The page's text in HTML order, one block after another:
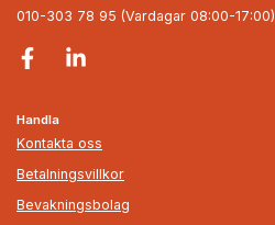
010-303 78 95 (Vardagar 08:00-17:00)
Handla
Kontakta oss
Betalningsvillkor
Bevakningsbolag